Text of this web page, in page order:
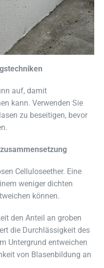
auf, damit
kann. Verwenden Sie
zu beseitigen, bevor
Celluloseether. Eine
weniger dichten
können.
den Anteil an groben
die Durchlässigkeit des
Untergrund entweichen
von Blasenbildung an